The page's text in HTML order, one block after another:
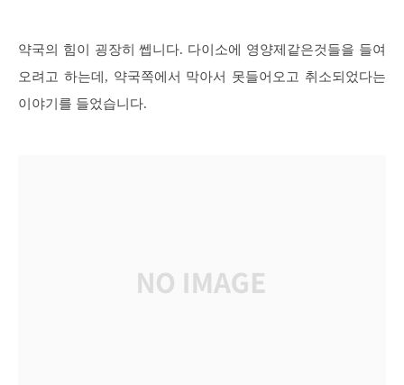
약국의 힘이 굉장히 쎕니다. 다이소에 영양제같은것들을 들여
오려고 하는데, 약국쪽에서 막아서 못들어오고 취소되었다는
이야기를 들었습니다.